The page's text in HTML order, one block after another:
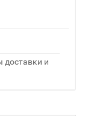
доставки и